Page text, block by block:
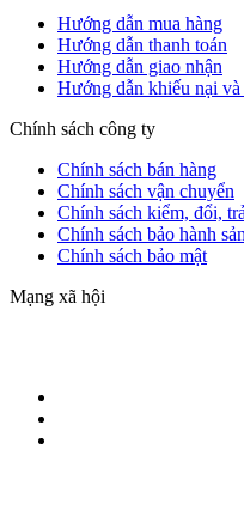
Hướng dẫn mua hàng
Hướng dẫn thanh toán
Hướng dẫn giao nhận
Hướng dẫn khiếu nại và
Chính sách công ty
Chính sách bán hàng
Chính sách vận chuyển
Chính sách kiểm, đổi,
Chính sách bảo hành
Chính sách bảo mật
Mạng xã hội